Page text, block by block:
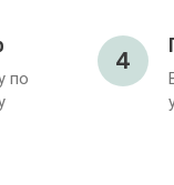
по
4